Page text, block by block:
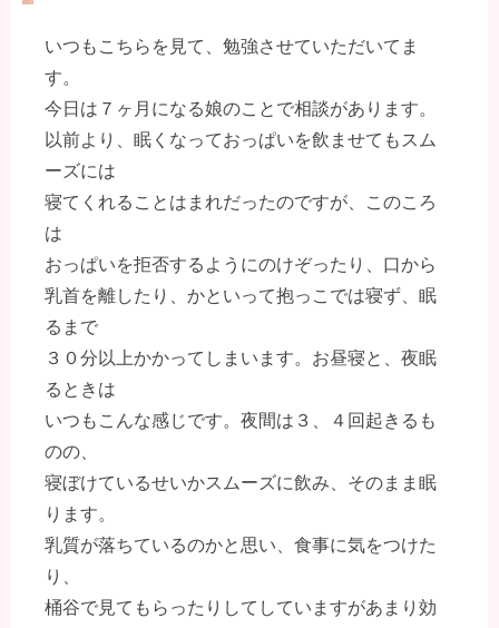
いつもこちらを見て、勉強させていただいてま
す。
今日は７ヶ月になる娘のことで相談があります。
以前より、眠くなっておっぱいを飲ませてもスム
ーズには
寝てくれることはまれだったのですが、このころ
は
おっぱいを拒否するようにのけぞったり、口から
乳首を離したり、かといって抱っこでは寝ず、眠
るまで
３０分以上かかってしまいます。お昼寝と、夜眠
るときは
いつもこんな感じです。夜間は３、４回起きるも
のの、
寝ぼけているせいかスムーズに飲み、そのまま眠
ります。
乳質が落ちているのかと思い、食事に気をつけた
り、
桶谷で見てもらったりしてしていますがあまり効